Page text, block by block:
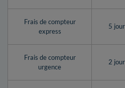
Frais de compteur
express
5
Frais de compteur
urgence
2